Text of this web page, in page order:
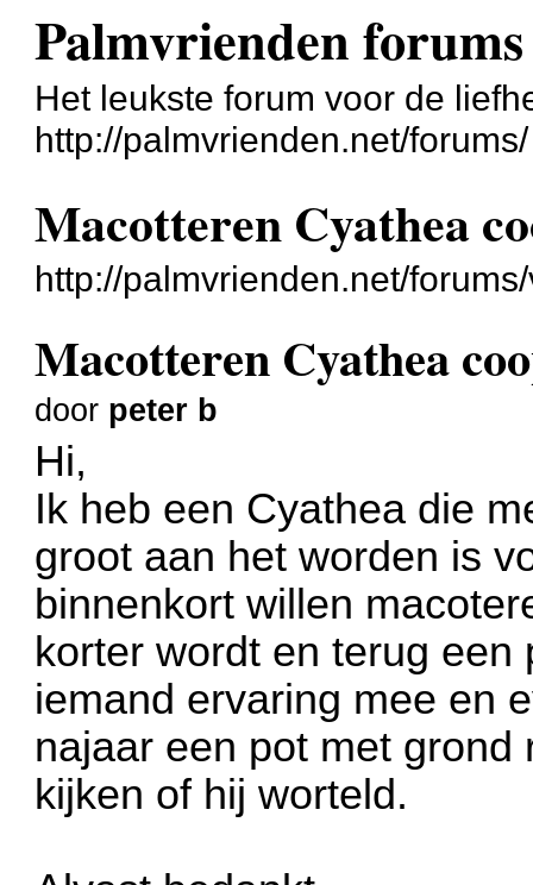
Palmvrienden forums
Het leukste forum voor de
http://palmvrienden.net/forums/
Macotteren Cyathea
http://palmvrienden.net/
Macotteren Cyathea
door peter b
Hi,
Ik heb een Cyathea die
groot aan het worden is
binnenkort willen
korter wordt en terug
iemand ervaring mee en
najaar een pot met
kijken of hij worteld.